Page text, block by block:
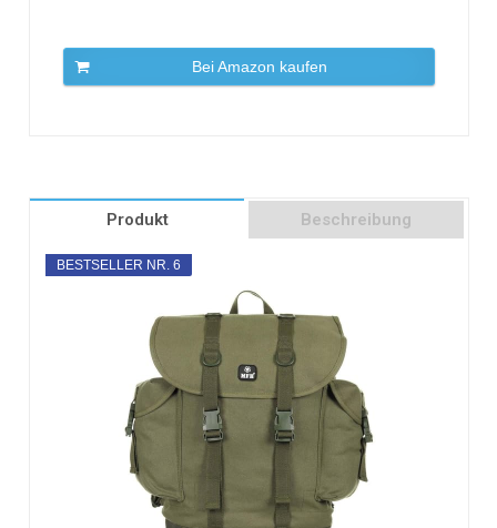
Bei Amazon kaufen
Produkt Beschreibung
BESTSELLER NR. 6